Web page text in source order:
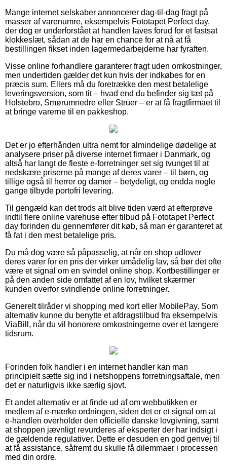
Mange internet selskaber annoncerer dag-til-dag fragt på
masser af varenumre, eksempelvis Fototapet Perfect day,
der dog er underforstået at handlen laves forud for et fastsat
klokkeslæt, sådan at de har en chance for at nå at få
bestillingen fikset inden lagermedarbejderne har fyraften.
Visse online forhandlere garanterer fragt uden omkostninger,
men undertiden gælder det kun hvis der indkøbes for en
præcis sum. Ellers må du foretrække den mest betalelige
leveringsversion, som tit – hvad end du befinder sig tæt på
Holstebro, Smørumnedre eller Struer – er at få fragtfirmaet til
at bringe varerne til en pakkeshop.
Det er jo efterhånden ultra nemt for almindelige dødelige at
analysere priser på diverse internet firmaer i Danmark, og
altså har langt de fleste e-forretninger set sig tvunget til at
nedskære priserne på mange af deres varer – til børn, og
tillige også til herrer og damer – betydeligt, og endda nogle
gange tilbyde portofri levering.
Til gengæld kan det trods alt blive tiden værd at efterprøve
indtil flere online varehuse efter tilbud på Fototapet Perfect
day forinden du gennemfører dit køb, så man er garanteret at
få fat i den mest betalelige pris.
Du må dog være så påpasselig, at når en shop udlover
deres varer for en pris der virker umådelig lav, så bør det ofte
være et signal om en svindel online shop. Kortbestillinger er
på den anden side omfattet af en lov, hvilket skærmer
kunden overfor svindlende online forretninger.
Generelt tilråder vi shopping med kort eller MobilePay. Som
alternativ kunne du benytte et afdragstilbud fra eksempelvis
ViaBill, når du vil honorere omkostningerne over et længere
tidsrum.
Forinden folk handler i en internet handler kan man
principielt sætte sig ind i netshoppens forretningsaftale, men
det er naturligvis ikke særlig sjovt.
Et andet alternativ er at finde ud af om webbutikken er
medlem af e-mærke ordningen, siden det er et signal om at
e-handlen overholder den officielle danske lovgivning, samt
at shoppen jævnligt revurderes af eksperter der har indsigt i
de gældende regulativer. Dette er desuden en god genvej til
at få assistance, såfremt du skulle få dilemmaer i processen
med din ordre.